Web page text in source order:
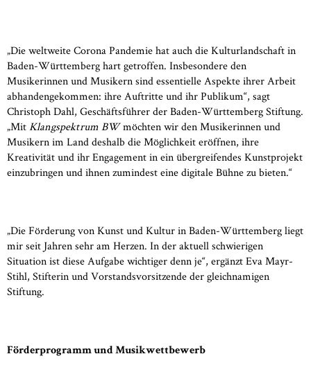
„Die weltweite Corona Pandemie hat auch die Kulturlandschaft in
Baden-Württemberg hart getroffen. Insbesondere den
Musikerinnen und Musikern sind essentielle Aspekte ihrer Arbeit
abhandengekommen: ihre Auftritte und ihr Publikum“, sagt
Christoph Dahl, Geschäftsführer der Baden-Württemberg Stiftung.
„MitKlangspektrum BWmöchten wir den Musikerinnen und
Musikern im Land deshalb die Möglichkeit eröffnen, ihre
Kreativität und ihr Engagement in ein übergreifendes Kunstprojekt
einzubringen und ihnen zumindest eine digitale Bühne zu bieten.“
„Die Förderung von Kunst und Kultur in Baden-Württemberg liegt
mir seit Jahren sehr am Herzen. In der aktuell schwierigen
Situation ist diese Aufgabe wichtiger denn je“, ergänzt Eva Mayr-
Stihl, Stifterin und Vorstandsvorsitzende der gleichnamigen
Stiftung.
Förderprogramm und Musikwettbewerb